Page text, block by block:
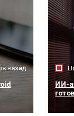
назад
ИИ-